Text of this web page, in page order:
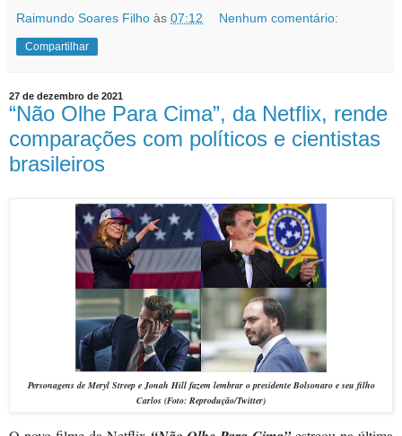
Raimundo Soares Filho às 07:12 Nenhum comentário:
Compartilhar
27 de dezembro de 2021
“Não Olhe Para Cima”, da Netflix, rende
comparações com políticos e cientistas
brasileiros
Personagens de Meryl Streep e Jonah Hill fazem lembrar o presidente Bolsonaro e seu filho
Carlos (Foto: Reprodução/Twitter)